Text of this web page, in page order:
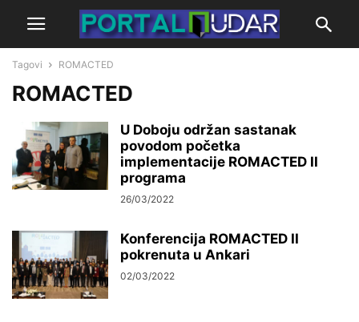
Tagovi ROMACTED
ROMACTED
U Doboju održan sastanak
povodom početka
implementacije ROMACTED II
programa
26/03/2022
Konferencija ROMACTED II
pokrenuta u Ankari
02/03/2022